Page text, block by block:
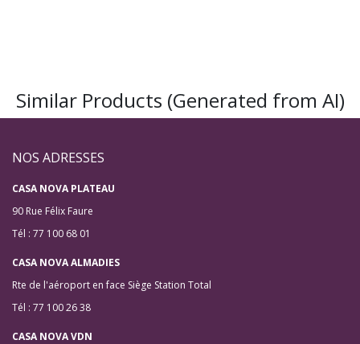
Similar Products (Generated from AI)
NOS ADRESSES
CASA NOVA PLATEAU
90 Rue Félix Faure
Tél : 77 100 68 01
CASA NOVA ALMADIES
Rte de l'aéroport en face Siège Station Total
Tél : 77 100 26 38
CASA NOVA VDN